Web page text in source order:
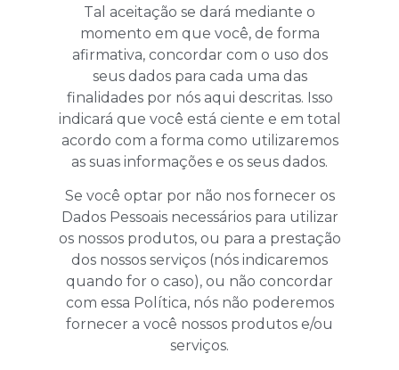
Tal aceitação se dará mediante o
momento em que você, de forma
afirmativa, concordar com o uso dos
seus dados para cada uma das
finalidades por nós aqui descritas. Isso
indicará que você está ciente e em total
acordo com a forma como utilizaremos
as suas informações e os seus dados.
Se você optar por não nos fornecer os
Dados Pessoais necessários para utilizar
os nossos produtos, ou para a prestação
dos nossos serviços (nós indicaremos
quando for o caso), ou não concordar
com essa Política, nós não poderemos
fornecer a você nossos produtos e/ou
serviços.